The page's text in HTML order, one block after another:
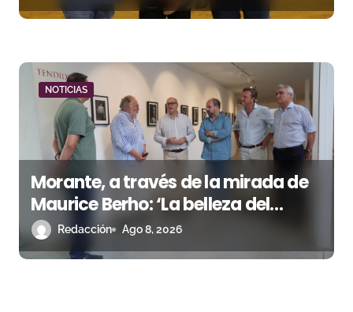
NOTICIAS
Morante, a través de la mirada de
Maurice Berho: ‘La belleza del
misterio’ llega a La Malagueta
Redacción Ago 8, 2026